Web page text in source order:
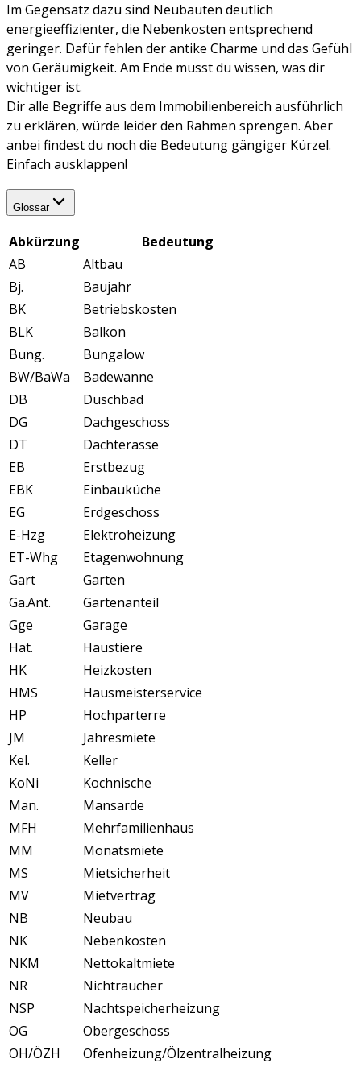
Im Gegensatz dazu sind Neubauten deutlich
energieeffizienter, die Nebenkosten entsprechend
geringer. Dafür fehlen der antike Charme und das Gefühl
von Geräumigkeit. Am Ende musst du wissen, was dir
wichtiger ist.
Dir alle Begriffe aus dem Immobilienbereich ausführlich
zu erklären, würde leider den Rahmen sprengen. Aber
anbei findest du noch die Bedeutung gängiger Kürzel.
Einfach ausklappen!
Glossar
Abkürzung
Bedeutung
AB
Altbau
Bj.
Baujahr
BK
Betriebskosten
BLK
Balkon
Bung.
Bungalow
BW/BaWa
Badewanne
DB
Duschbad
DG
Dachgeschoss
DT
Dachterasse
EB
Erstbezug
EBK
Einbauküche
EG
Erdgeschoss
E-Hzg
Elektroheizung
ET-Whg
Etagenwohnung
Gart
Garten
Ga.Ant.
Gartenanteil
Gge
Garage
Hat.
Haustiere
HK
Heizkosten
HMS
Hausmeisterservice
HP
Hochparterre
JM
Jahresmiete
Kel.
Keller
KoNi
Kochnische
Man.
Mansarde
MFH
Mehrfamilienhaus
MM
Monatsmiete
MS
Mietsicherheit
MV
Mietvertrag
NB
Neubau
NK
Nebenkosten
NKM
Nettokaltmiete
NR
Nichtraucher
NSP
Nachtspeicherheizung
OG
Obergeschoss
OH/ÖZH
Ofenheizung/Ölzentralheizung